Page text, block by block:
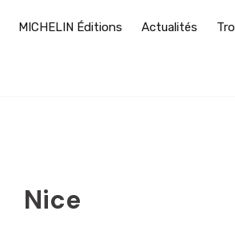
MICHELIN Éditions Actualités
Nice